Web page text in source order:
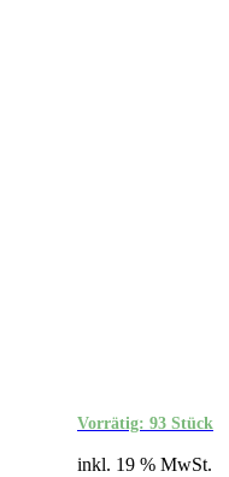
Vorrätig: 93 Stück
inkl. 19 % MwSt.